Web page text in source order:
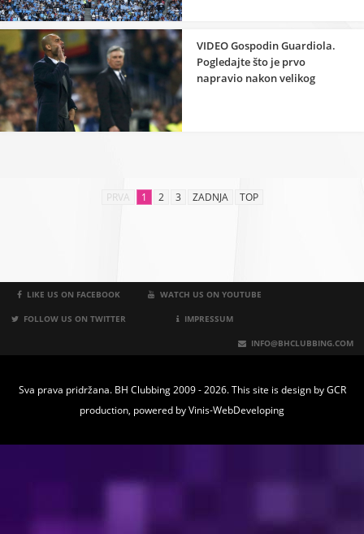
VIDEO Gospodin Guardiola.
Pogledajte što je prvo
napravio nakon velikog
PRVA 1 2 3 ZADNJA TOP
LIKE US ON FACEBOOK WATCH US ON YOUTUBE
FOLLOW US ON TWITTER IMPRESSUM
INFO@BHCLUBBING.COM
Sva prava pridržana. BH Clubbing 2009 - 2026. This site is design byGCR
production, powered byVinis-WebDeveloping